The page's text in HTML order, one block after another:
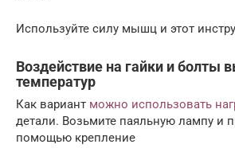
Используйте силу мышц и этот
Воздействие на гайки и болты
температур
Как вариант можно использовать
детали. Возьмите паяльную лампу и
помощью крепление